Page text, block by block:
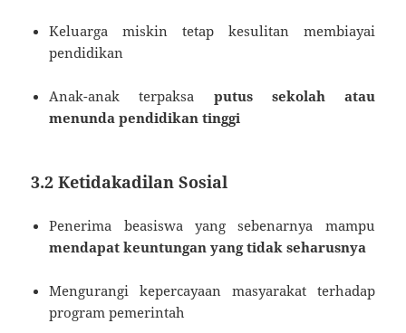
Keluarga miskin tetap kesulitan membiayai
pendidikan
Anak-anak terpaksa putus sekolah atau
menunda pendidikan tinggi
3.2 Ketidakadilan Sosial
Penerima beasiswa yang sebenarnya mampu
mendapat keuntungan yang tidak seharusnya
Mengurangi kepercayaan masyarakat terhadap
program pemerintah